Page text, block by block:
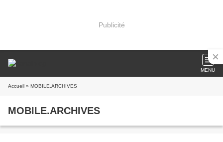
Publicité
MENU
Accueil » MOBILE.ARCHIVES
MOBILE.ARCHIVES